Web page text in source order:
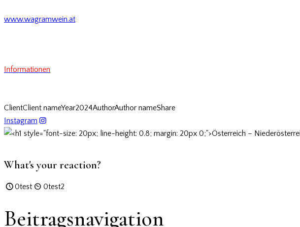
www.wagramwein.at
Informationen
ClientClient nameYear2024AuthorAuthor nameShare
Instagram
What's your reaction?
0test 0test2
Beitragsnavigation